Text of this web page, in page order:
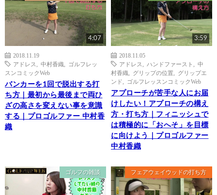
4:07
2018.11.19
アドレス
中村香織
ゴルフレッ
スンコミックWeb
バンカーを1回で脱出する打
ち方｜最初から最後まで両ひ
ざの高さを変えない事を意識
する｜プロゴルファー 中村香
織
3:59
2018.11.05
アドレス
ハンドファースト
中
村香織
グリップの位置
グリップエ
ンド
ゴルフレッスンコミックWeb
アプローチが苦手な人にお届
けしたい！アプローチの構え
方・打ち方｜フィニッシュで
は積極的に「おへそ」を目標
に向けよう｜プロゴルファー
中村香織
ゴルフの雑談 フェアウェイウッドの打ち方